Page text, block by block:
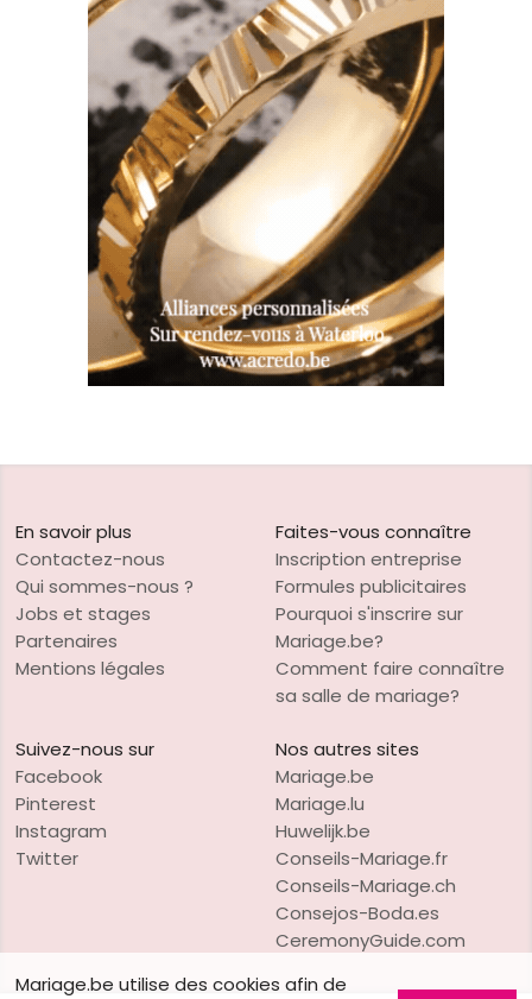
En savoir plus
Contactez-nous
Qui sommes-nous ?
Jobs et stages
Partenaires
Mentions légales
Faites-vous connaître
Inscription entreprise
Formules publicitaires
Pourquoi s'inscrire sur
Mariage.be?
Comment faire connaître
sa salle de mariage?
Suivez-nous sur
Facebook
Pinterest
Instagram
Twitter
Nos autres sites
Mariage.be
Mariage.lu
Huwelijk.be
Conseils-Mariage.fr
Conseils-Mariage.ch
Consejos-Boda.es
CeremonyGuide.com
Mariage.be utilise des cookies afin de